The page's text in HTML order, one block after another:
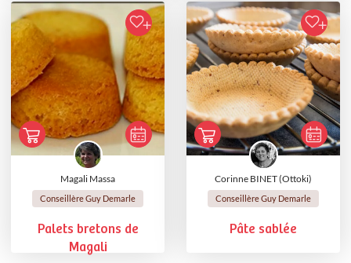
Magali Massa
Conseillère Guy Demarle
Palets bretons de
Magali
Corinne BINET (Ottoki)
Conseillère Guy Demarle
Pâte sablée